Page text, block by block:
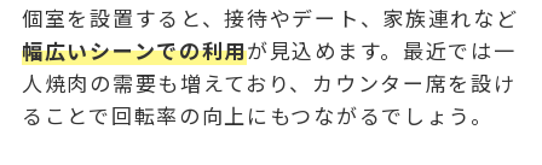
個室を設置すると、接待やデート、家族連れなど
幅広いシーンでの利用が見込めます。最近では一
人焼肉の需要も増えており、カウンター席を設け
ることで回転率の向上にもつながるでしょう。